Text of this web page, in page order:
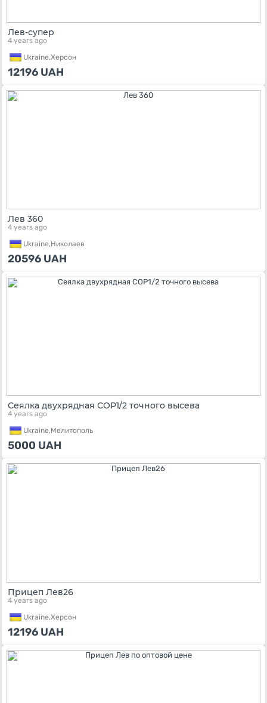
Лев-супер
4 years ago
Ukraine,Херсон
12196 UAH
Лев 360
4 years ago
Ukraine,Николаев
20596 UAH
Сеялка двухрядная СОР1/2 точного высева
4 years ago
Ukraine,Мелитополь
5000 UAH
Прицеп Лев26
4 years ago
Ukraine,Херсон
12196 UAH